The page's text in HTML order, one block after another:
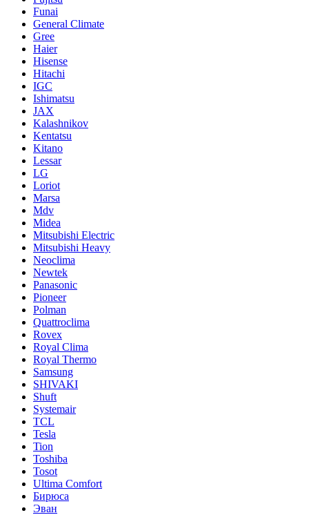
Funai
General Climate
Gree
Haier
Hisense
Hitachi
IGC
Ishimatsu
JAX
Kalashnikov
Kentatsu
Kitano
Lessar
LG
Loriot
Marsa
Mdv
Midea
Mitsubishi Electric
Mitsubishi Heavy
Neoclima
Newtek
Panasonic
Pioneer
Polman
Quattroclima
Rovex
Royal Clima
Royal Thermo
Samsung
SHIVAKI
Shuft
Systemair
TCL
Tesla
Tion
Toshiba
Tosot
Ultima Comfort
Бирюса
Эван